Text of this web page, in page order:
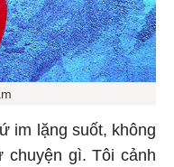
im lặng suốt, không
gì. Tôi cảnh